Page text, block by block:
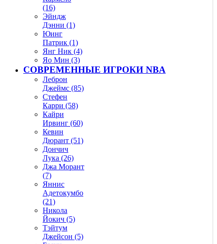
(16)
Эйндж
Дэнни (1)
Юинг
Патрик (1)
Янг Ник (4)
Яо Мин (3)
СОВРЕМЕННЫЕ ИГРОКИ NBA
Леброн
Джеймс (85)
Стефен
Карри (58)
Кайри
Ирвинг (60)
Кевин
Дюрант (51)
Дончич
Лука (26)
Джа Морант
(7)
Яннис
Адетокумбо
(21)
Никола
Йокич (5)
Тэйтум
Джейсон (5)